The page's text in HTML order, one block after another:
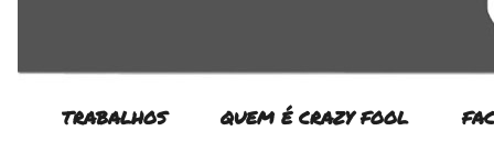
TRABALHOS QUEM É CRAZY FOOL